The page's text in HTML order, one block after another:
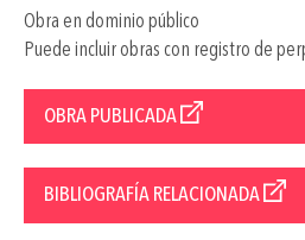
Obra en dominio público
Puede incluir obras con registro de
OBRA PUBLICADA
BIBLIOGRAFÍA RELACIONADA